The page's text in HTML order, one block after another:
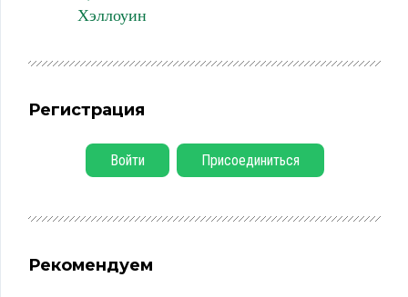
Хэллоуин
Регистрация
Войти Присоединиться
Рекомендуем